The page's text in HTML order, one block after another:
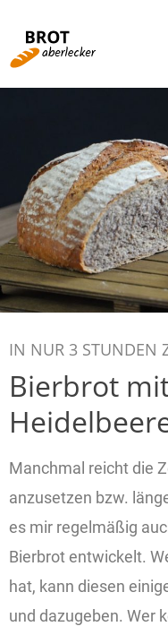
Rund ums
Fachbegriffe
Brotbacken
Videos
Über uns
IN NUR 3 STUNDEN
Bierbrot
Manchmal reicht die
anzusetzen bzw.
es mir regelmäßig
Bierbrot entwickelt.
hat, kann diesen
und dazugeben. Wer